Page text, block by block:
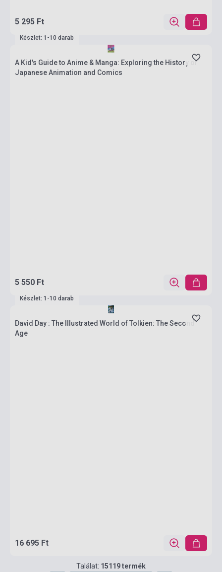
5 295 Ft
Készlet: 1-10 darab
A Kid's Guide to Anime & Manga: Exploring the History of
Japanese Animation and Comics
5 550 Ft
Készlet: 1-10 darab
David Day : The Illustrated World of Tolkien: The Second
Age
16 695 Ft
Találat: 15119 termék